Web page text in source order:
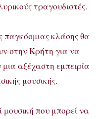
τραγουδιστές.
παγκόσμιας κλάσης θα
στην Κρήτη για να
αξέχαστη εμπειρία
μουσικής.
που μπορεί να